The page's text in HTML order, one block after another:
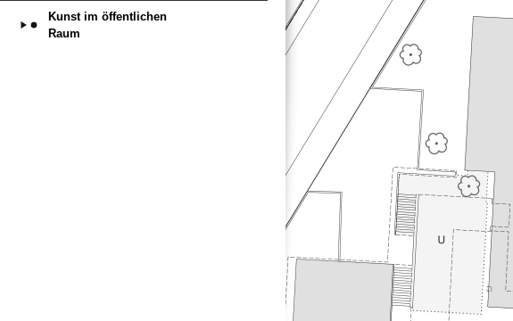
Kunst im öffentlichen
Raum